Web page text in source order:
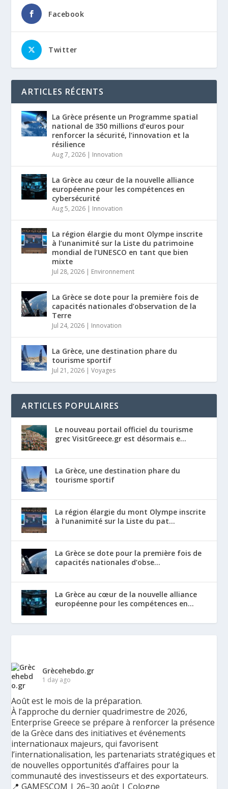
Facebook
Twitter
ARTICLES RÉCENTS
La Grèce présente un Programme spatial
national de 350 millions d’euros pour
renforcer la sécurité, l’innovation et la
résilience
Aug 7, 2026 | Innovation
La Grèce au cœur de la nouvelle alliance
européenne pour les compétences en
cybersécurité
Aug 5, 2026 | Innovation
La région élargie du mont Olympe inscrite
à l’unanimité sur la Liste du patrimoine
mondial de l’UNESCO en tant que bien
mixte
Jul 28, 2026 | Environnement
La Grèce se dote pour la première fois de
capacités nationales d’observation de la
Terre
Jul 24, 2026 | Innovation
La Grèce, une destination phare du
tourisme sportif
Jul 21, 2026 |Voyages
ARTICLES POPULAIRES
Le nouveau portail officiel du tourisme
grec VisitGreece.gr est désormais e...
La Grèce, une destination phare du
tourisme sportif
La région élargie du mont Olympe inscrite
à l’unanimité sur la Liste du pat...
La Grèce se dote pour la première fois de
capacités nationales d’obse...
La Grèce au cœur de la nouvelle alliance
européenne pour les compétences en...
Grècehebdo.gr
1 day ago
Août est le mois de la préparation.
À l’approche du dernier quadrimestre de 2026,
Enterprise Greece se prépare à renforcer la présence
de la Grèce dans des initiatives et événements
internationaux majeurs, qui favorisent
l’internationalisation, les partenariats stratégiques et
de nouvelles opportunités d’affaires pour la
communauté des investisseurs et des exportateurs.
📍 GAMESCOM | 26–30 août | Cologne